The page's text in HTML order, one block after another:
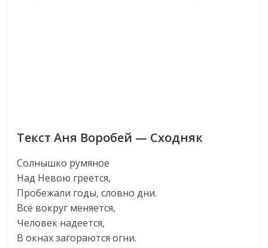
Текст Аня Воробей — Сходняк
Солнышко румяное
Над Невою греется,
Пробежали годы, словно дни.
Всё вокруг меняется,
Человек надеется,
В окнах загораются огни.